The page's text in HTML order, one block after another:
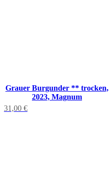
Grauer Burgunder ** trocken,
2023, Magnum
31,00 €